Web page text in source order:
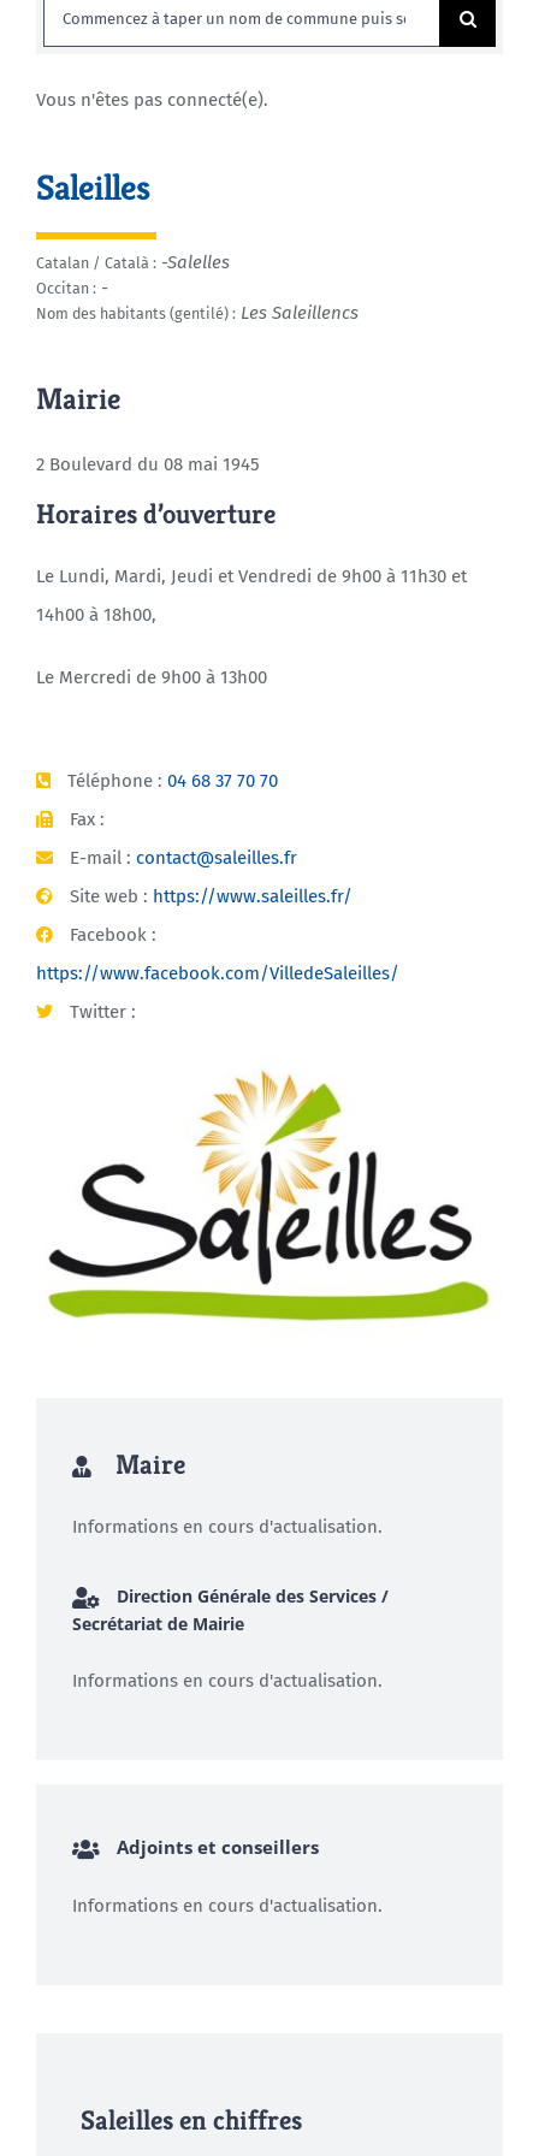
Rechercher:
Vous n'êtes pas connecté(e).
Saleilles
Catalan / Català : -Salelles
Occitan : -
Nom des habitants (gentilé) : Les Saleillencs
Mairie
2 Boulevard du 08 mai 1945
Horaires d’ouverture
Le Lundi, Mardi, Jeudi et Vendredi de 9h00 à 11h30 et
14h00 à 18h00,
Le Mercredi de 9h00 à 13h00
Téléphone : 04 68 37 70 70
Fax :
E-mail : contact@saleilles.fr
Site web : https://www.saleilles.fr/
Facebook :
https://www.facebook.com/VilledeSaleilles/
Twitter :
Maire
Informations en cours d'actualisation.
Direction Générale des Services /
Secrétariat de Mairie
Informations en cours d'actualisation.
Adjoints et conseillers
Informations en cours d'actualisation.
Saleilles en chiffres